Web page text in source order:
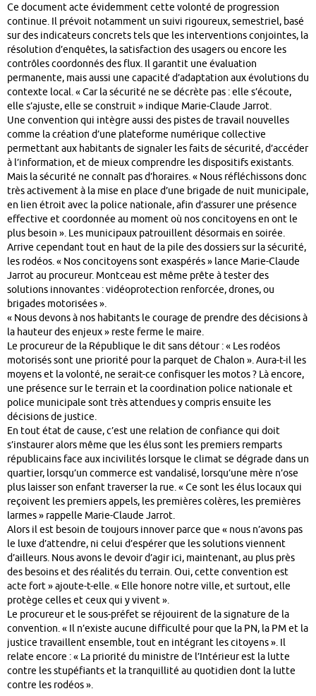
Ce document acte évidemment cette volonté de progression
continue. Il prévoit notamment un suivi rigoureux, semestriel, basé
sur des indicateurs concrets tels que les interventions conjointes, la
résolution d’enquêtes, la satisfaction des usagers ou encore les
contrôles coordonnés des flux. Il garantit une évaluation
permanente, mais aussi une capacité d’adaptation aux évolutions du
contexte local. « Car la sécurité ne se décrète pas : elle s’écoute,
elle s’ajuste, elle se construit » indique Marie-Claude Jarrot.
Une convention qui intègre aussi des pistes de travail nouvelles
comme la création d’une plateforme numérique collective
permettant aux habitants de signaler les faits de sécurité, d’accéder
à l’information, et de mieux comprendre les dispositifs existants.
Mais la sécurité ne connaît pas d’horaires. « Nous réfléchissons donc
très activement à la mise en place d’une brigade de nuit municipale,
en lien étroit avec la police nationale, afin d’assurer une présence
effective et coordonnée au moment où nos concitoyens en ont le
plus besoin ». Les municipaux patrouillent désormais en soirée.
Arrive cependant tout en haut de la pile des dossiers sur la sécurité,
les rodéos. « Nos concitoyens sont exaspérés » lance Marie-Claude
Jarrot au procureur. Montceau est même prête à tester des
solutions innovantes : vidéoprotection renforcée, drones, ou
brigades motorisées ».
« Nous devons à nos habitants le courage de prendre des décisions à
la hauteur des enjeux » reste ferme le maire.
Le procureur de la République le dit sans détour : « Les rodéos
motorisés sont une priorité pour la parquet de Chalon ». Aura-t-il les
moyens et la volonté, ne serait-ce confisquer les motos ? Là encore,
une présence sur le terrain et la coordination police nationale et
police municipale sont très attendues y compris ensuite les
décisions de justice.
En tout état de cause, c’est une relation de confiance qui doit
s’instaurer alors même que les élus sont les premiers remparts
républicains face aux incivilités lorsque le climat se dégrade dans un
quartier, lorsqu’un commerce est vandalisé, lorsqu’une mère n’ose
plus laisser son enfant traverser la rue. « Ce sont les élus locaux qui
reçoivent les premiers appels, les premières colères, les premières
larmes » rappelle Marie-Claude Jarrot.
Alors il est besoin de toujours innover parce que « nous n’avons pas
le luxe d’attendre, ni celui d’espérer que les solutions viennent
d’ailleurs. Nous avons le devoir d’agir ici, maintenant, au plus près
des besoins et des réalités du terrain. Oui, cette convention est
acte fort » ajoute-t-elle. « Elle honore notre ville, et surtout, elle
protège celles et ceux qui y vivent ».
Le procureur et le sous-préfet se réjouirent de la signature de la
convention. « Il n’existe aucune difficulté pour que la PN, la PM et la
justice travaillent ensemble, tout en intégrant les citoyens ». Il
relate encore : « La priorité du ministre de l’Intérieur est la lutte
contre les stupéfiants et la tranquillité au quotidien dont la lutte
contre les rodéos ».